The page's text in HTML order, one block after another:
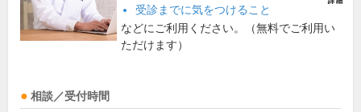
受診までに気をつけること
などにご利用ください。（無料でご利用い
ただけます）
相談／受付時間